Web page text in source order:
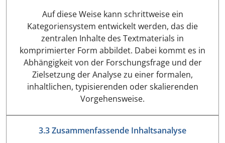
Auf diese Weise kann schrittweise ein
Kategoriensystem entwickelt werden, das die
zentralen Inhalte des Textmaterials in
komprimierter Form abbildet. Dabei kommt es in
Abhängigkeit von der Forschungsfrage und der
Zielsetzung der Analyse zu einer formalen,
inhaltlichen, typisierenden oder skalierenden
Vorgehensweise.
3.3 Zusammenfassende Inhaltsanalyse